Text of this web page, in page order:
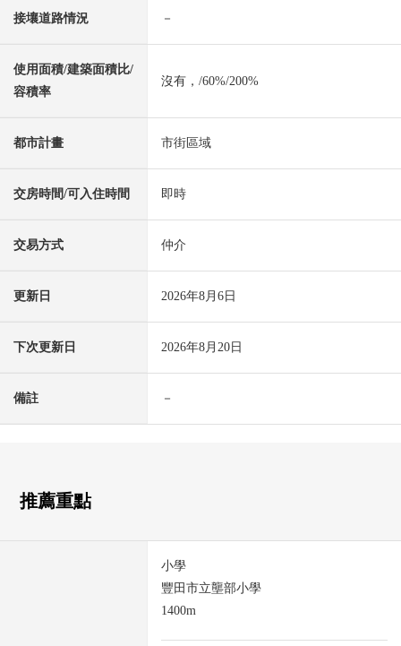
接壤道路情況 －
使用面積/建築面積比/
容積率
沒有，/60%/200%
都市計畫 市街區域
交房時間/可入住時間 即時
交易方式 仲介
更新日 2026年8月6日
下次更新日 2026年8月20日
備註 －
推薦重點
小學
豐田市立壟部小學
1400m